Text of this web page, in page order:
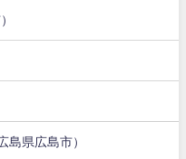
島県広島市）